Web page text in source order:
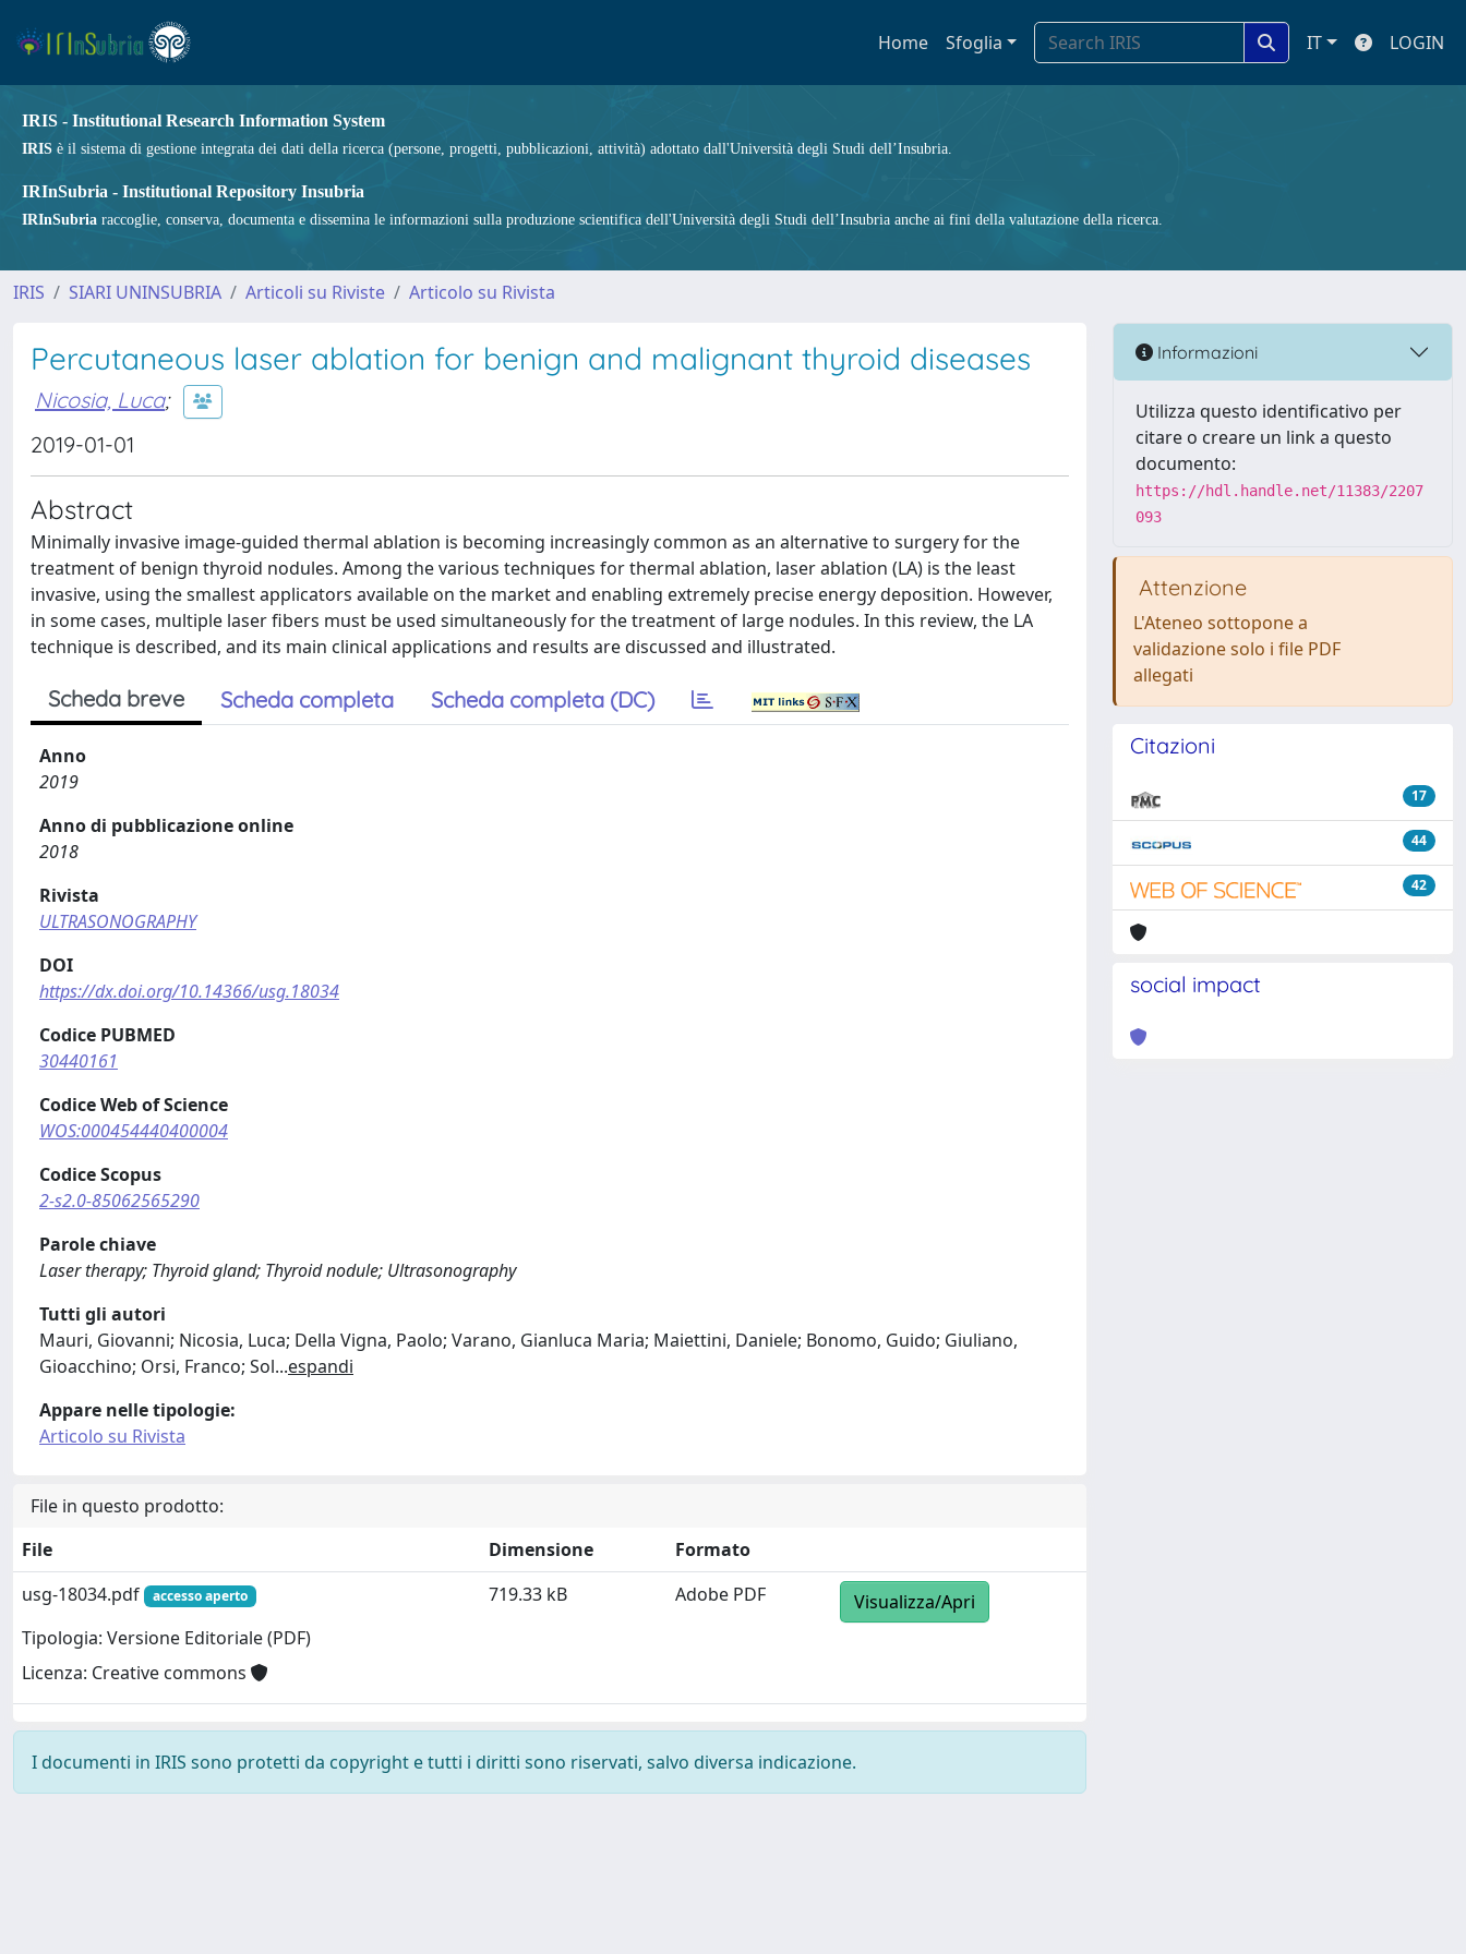
Home Sfoglia IT LOGIN
IRIS - Institutional Research Information System
IRIS è il sistema di gestione integrata dei dati della ricerca (persone, progetti, pubblicazioni, attività) adottato dall'Università degli Studi dell’Insubria.
IRInSubria - Institutional Repository Insubria
IRInSubria raccoglie, conserva, documenta e dissemina le informazioni sulla produzione scientifica dell'Università degli Studi dell’Insubria anche ai fini della valutazione della ricerca.
IRIS SIARI UNINSUBRIA Articoli su Riviste Articolo su Rivista
Percutaneous laser ablation for benign and malignant thyroid diseases
Nicosia, Luca;
2019-01-01
Abstract
Minimally invasive image-guided thermal ablation is becoming increasingly common as an alternative to surgery for the
treatment of benign thyroid nodules. Among the various techniques for thermal ablation, laser ablation (LA) is the least
invasive, using the smallest applicators available on the market and enabling extremely precise energy deposition. However,
in some cases, multiple laser fibers must be used simultaneously for the treatment of large nodules. In this review, the LA
technique is described, and its main clinical applications and results are discussed and illustrated.
Scheda breve Scheda completa Scheda completa (DC)
Anno
2019
Anno di pubblicazione online
2018
Rivista
ULTRASONOGRAPHY
DOI
https://dx.doi.org/10.14366/usg.18034
Codice PUBMED
30440161
Codice Web of Science
WOS:000454440400004
Codice Scopus
2-s2.0-85062565290
Parole chiave
Laser therapy; Thyroid gland; Thyroid nodule; Ultrasonography
Tutti gli autori
Mauri, Giovanni; Nicosia, Luca; Della Vigna, Paolo; Varano, Gianluca Maria; Maiettini, Daniele; Bonomo, Guido; Giuliano,
Gioacchino; Orsi, Franco; Sol...espandi
Appare nelle tipologie:
Articolo su Rivista
File in questo prodotto:
File
Dimensione
Formato
usg-18034.pdf
accesso aperto
Tipologia: Versione Editoriale (PDF)
Licenza: Creative commons
719.33 kB Adobe PDF Visualizza/Apri
I documenti in IRIS sono protetti da copyright e tutti i diritti sono riservati, salvo diversa indicazione.
Informazioni
Utilizza questo identificativo per
citare o creare un link a questo
documento:
https://hdl.handle.net/11383/2207
093
Attenzione
L'Ateneo sottopone a
validazione solo i file PDF
allegati
Citazioni
17
44
42
social impact